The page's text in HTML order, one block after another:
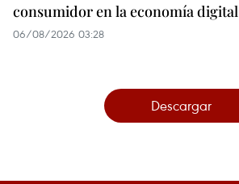
consumidor en la economía digital
06/08/2026 03:28
Descargar